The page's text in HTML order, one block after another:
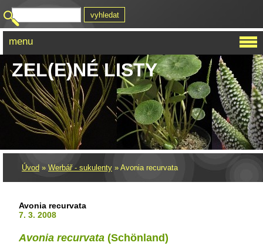
ZEL(E)NÉ LISTY
Úvod » Werbář - sukulenty » Avonia recurvata
Avonia recurvata
7. 3. 2008
Avonia recurvata (Schönland)
menu